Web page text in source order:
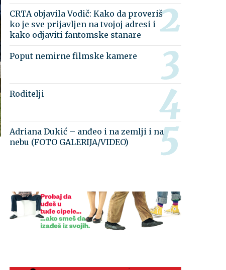
CRTA objavila Vodič: Kako da proveriš
ko je sve prijavljen na tvojoj adresi i
kako odjaviti fantomske stanare
Poput nemirne filmske kamere
Roditelji
Adriana Dukić – anđeo i na zemlji i na
nebu (FOTO GALERIJA/VIDEO)